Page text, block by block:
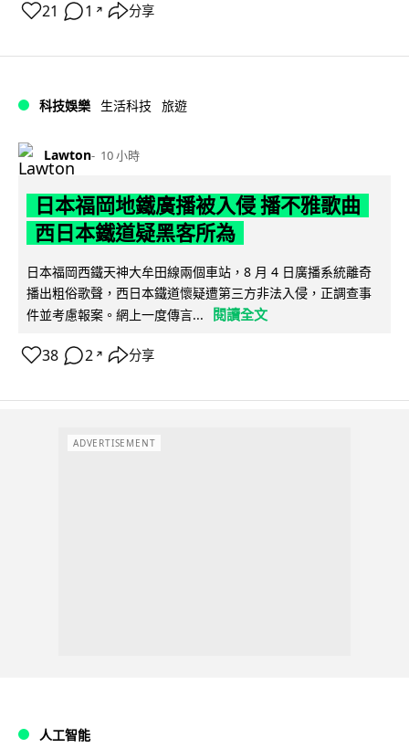
21 1 ↗ 分享
科技娛樂 生活科技 旅遊
Lawton 10 小時
日本福岡地鐵廣播被入侵 播不雅歌曲
西日本鐵道疑黑客所為
日本福岡西鐵天神大牟田線兩個車站，8 月 4 日廣播系統離奇
播出粗俗歌聲，西日本鐵道懷疑遭第三方非法入侵，正調查事
件並考慮報案。網上一度傳言...
閱讀全文
38 2 ↗ 分享
ADVERTISEMENT
人工智能